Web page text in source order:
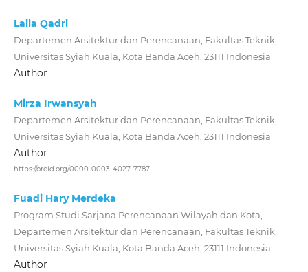
Laila Qadri
Departemen Arsitektur dan Perencanaan, Fakultas Teknik,
Universitas Syiah Kuala, Kota Banda Aceh, 23111 Indonesia
Author
Mirza Irwansyah
Departemen Arsitektur dan Perencanaan, Fakultas Teknik,
Universitas Syiah Kuala, Kota Banda Aceh, 23111 Indonesia
Author
https://orcid.org/0000-0003-4027-7787
Fuadi Hary Merdeka
Program Studi Sarjana Perencanaan Wilayah dan Kota,
Departemen Arsitektur dan Perencanaan, Fakultas Teknik,
Universitas Syiah Kuala, Kota Banda Aceh, 23111 Indonesia
Author